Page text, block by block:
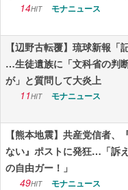
14HIT モナニュース
【辺野古転覆】琉球新報「
…生徒遺族に「文科省の判
が」と質問して大炎上
11HIT モナニュース
【熊本地震】共産党信者
ない』ポストに発狂…「訴
の自由ガー！」
49HIT モナニュース